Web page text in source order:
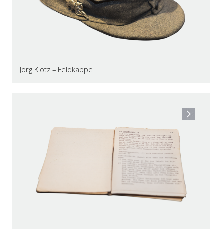
Jörg Klotz – Feldkappe